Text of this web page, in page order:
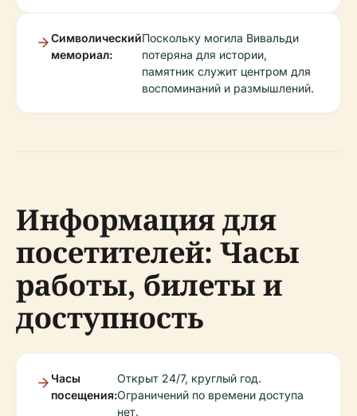
Символический
мемориал:
Поскольку могила Вивальди
потеряна для истории,
памятник служит центром для
воспоминаний и размышлений.
Информация для
посетителей: Часы
работы, билеты и
доступность
Часы
посещения:
Открыт 24/7, круглый год.
Ограничений по времени доступа
нет.